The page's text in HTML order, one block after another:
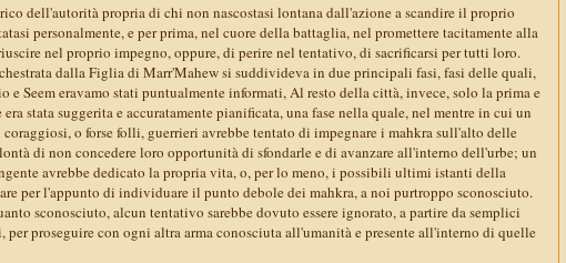
dell'autorità propria di chi non nascostasi lontana dall'azione a scandire il proprio
personalmente, e per prima, nel cuore della battaglia, nel promettere tacitamente alla
nel proprio impegno, oppure, di perire nel tentativo, di sacrificarsi per tutti loro.
dalla Figlia di Marr'Mahew si suddivideva in due principali fasi, fasi delle quali,
e Seem eravamo stati puntualmente informati, Al resto della città, invece, solo la prima e
stata suggerita e accuratamente pianificata, una fase nella quale, nel mentre in cui un
o forse folli, guerrieri avrebbe tentato di impegnare i mahkra sull'alto delle
di non concedere loro opportunità di sfondarle e di avanzare all'interno dell'urbe; un
avrebbe dedicato la propria vita, o, per lo meno, i possibili ultimi istanti della
per l'appunto di individuare il punto debole dei mahkra, a noi purtroppo sconosciuto.
sconosciuto, alcun tentativo sarebbe dovuto essere ignorato, a partire da semplici
per proseguire con ogni altra arma conosciuta all'umanità e presente all'interno di quelle